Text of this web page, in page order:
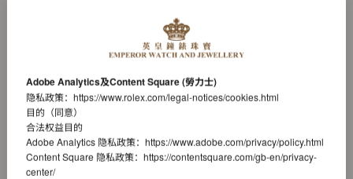
Adobe Analytics及Content Square (勞力士)
隐私政策： https://www.rolex.com/legal-notices/cookies.html
目的（同意）
合法权益目的
Adobe Analytics 隐私政策： https://www.adobe.com/privacy/policy.html
Content Square 隐私政策： https://contentsquare.com/gb-en/privacy-
center/